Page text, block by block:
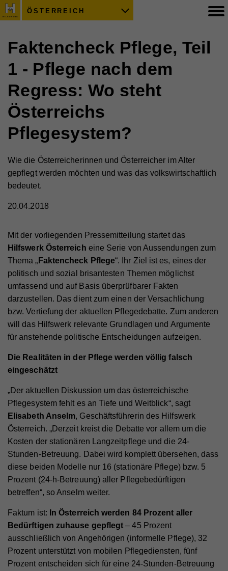
ÖSTERREICH
Faktencheck Pflege, Teil
1 - Pflege nach dem
Regress: Wo steht
Österreichs
Pflegesystem?
Wie die Österreicherinnen und Österreicher im Alter
gepflegt werden möchten und was das volkswirtschaftlich
bedeutet.
20.04.2018
Mit der vorliegenden Pressemitteilung startet das
Hilfswerk Österreich eine Serie von Aussendungen zum
Thema „ Faktencheck Pflege“. Ihr Ziel ist es, eines der
politisch und sozial brisantesten Themen möglichst
umfassend und auf Basis überprüfbarer Fakten
darzustellen. Das dient zum einen der Versachlichung
bzw. Vertiefung der aktuellen Pflegedebatte. Zum anderen
will das Hilfswerk relevante Grundlagen und Argumente
für anstehende politische Entscheidungen aufzeigen.
Die Realitäten in der Pflege werden völlig falsch
eingeschätzt
„Der aktuellen Diskussion um das österreichische
Pflegesystem fehlt es an Tiefe und Weitblick“, sagt
Elisabeth Anselm, Geschäftsführerin des Hilfswerk
Österreich. „Derzeit kreist die Debatte vor allem um die
Kosten der stationären Langzeitpflege und die 24-
Stunden-Betreuung. Dabei wird komplett übersehen, dass
diese beiden Modelle nur 16 (stationäre Pflege) bzw. 5
Prozent (24-h-Betreuung) aller Pflegebedürftigen
betreffen“, so Anselm weiter.
Faktum ist: In Österreich werden 84 Prozent aller
Bedürftigen zuhause gepflegt – 45 Prozent
ausschließlich von Angehörigen (informelle Pflege), 32
Prozent unterstützt von mobilen Pflegediensten, fünf
Prozent entscheiden sich für eine 24-Stunden-Betreuung